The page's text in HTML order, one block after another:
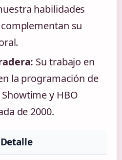
habilidades
su
Su trabajo en
la programación de
y HBO
de 2000.
Detalle